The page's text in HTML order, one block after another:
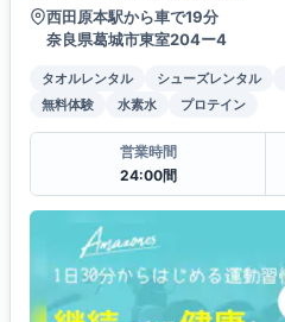
西田原本駅から車で19分
奈良県葛城市東室204ー4
タオルレンタル シューズレンタル
無料体験
水素水 プロテイン
営業時間
24:00間